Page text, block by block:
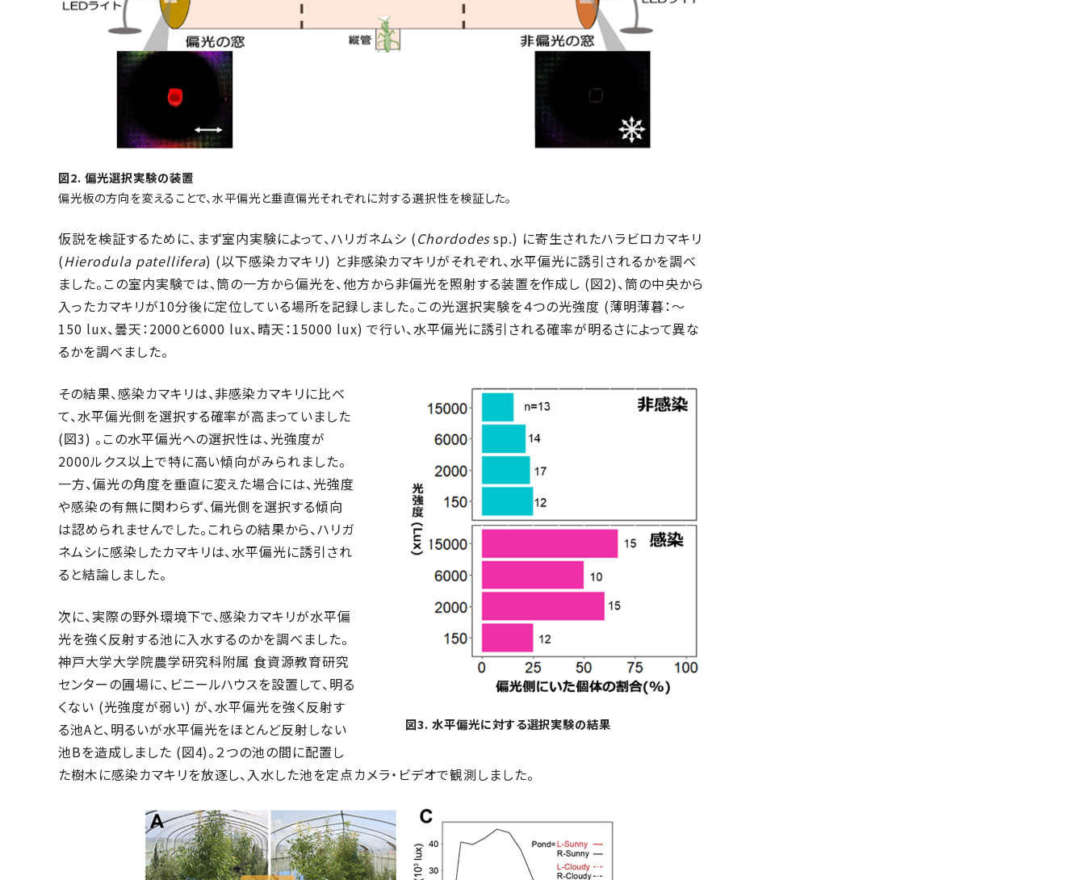
図2. 偏光選択実験の装置
偏光板の方向を変えることで、水平偏光と垂直偏光それぞれに対する選択性を検証した。
仮説を検証するために、まず室内実験によって、ハリガネムシ (Chordodessp.) に寄生されたハラビロカマキリ
(Hierodula patellifera) (以下感染カマキリ) と非感染カマキリがそれぞれ、水平偏光に誘引されるかを調べ
ました。この室内実験では、筒の一方から偏光を、他方から非偏光を照射する装置を作成し (図2)、筒の中央から
入ったカマキリが10分後に定位している場所を記録しました。この光選択実験を４つの光強度 (薄明薄暮：～
150 lux、曇天：2000と6000 lux、晴天：15000 lux) で行い、水平偏光に誘引される確率が明るさによって異な
るかを調べました。
図3. 水平偏光に対する選択実験の結果
その結果、感染カマキリは、非感染カマキリに比べ
て、水平偏光側を選択する確率が高まっていました
(図3) 。この水平偏光への選択性は、光強度が
2000ルクス以上で特に高い傾向がみられました。
一方、偏光の角度を垂直に変えた場合には、光強度
や感染の有無に関わらず、偏光側を選択する傾向
は認められませんでした。これらの結果から、ハリガ
ネムシに感染したカマキリは、水平偏光に誘引され
ると結論しました。
次に、実際の野外環境下で、感染カマキリが水平偏
光を強く反射する池に入水するのかを調べました。
神戸大学大学院農学研究科附属 食資源教育研究
センターの圃場に、ビニールハウスを設置して、明る
くない (光強度が弱い) が、水平偏光を強く反射す
る池Aと、明るいが水平偏光をほとんど反射しない
池Bを造成しました (図4)。２つの池の間に配置し
た樹木に感染カマキリを放逐し、入水した池を定点カメラ・ビデオで観測しました。